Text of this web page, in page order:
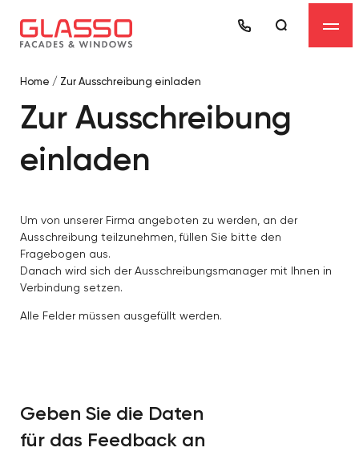
Home / Zur Ausschreibung einladen
Zur Ausschreibung
einladen
Um von unserer Firma angeboten zu werden, an der
Ausschreibung teilzunehmen, füllen Sie bitte den
Fragebogen aus.
Danach wird sich der Ausschreibungsmanager mit Ihnen in
Verbindung setzen.
Alle Felder müssen ausgefüllt werden.
Geben Sie die Daten
für das Feedback an